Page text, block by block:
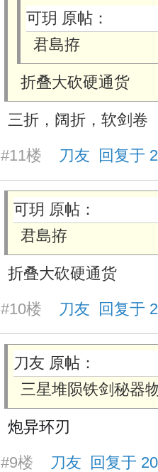
可玥 原帖：
君島拵
折叠大砍硬通货
三折，阔折，软剑卷
#11楼 刀友 回复于
可玥 原帖：
君島拵
折叠大砍硬通货
#10楼 刀友 回复于
刀友 原帖：
三星堆陨铁剑秘器
炮异环刃
#9楼 刀友 回复于